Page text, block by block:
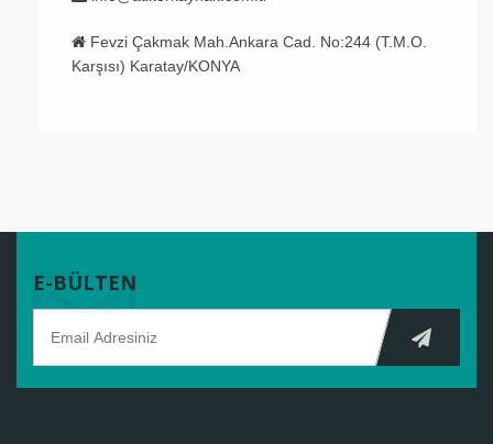
Fevzi Çakmak Mah.Ankara Cad. No:244 (T.M.O.
Karşısı) Karatay/KONYA
E-BÜLTEN